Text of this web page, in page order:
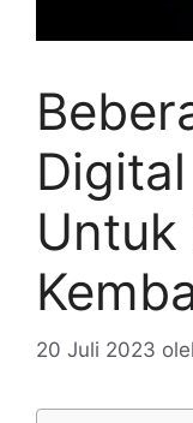
Untuk
20 Juli 2023